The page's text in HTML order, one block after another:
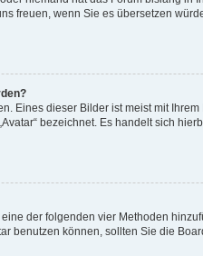
freuen, wenn Sie es übersetzen
Eines dieser Bilder ist meist mit
bezeichnet. Es handelt sich
der folgenden vier Methoden
benutzen können, sollten Sie die